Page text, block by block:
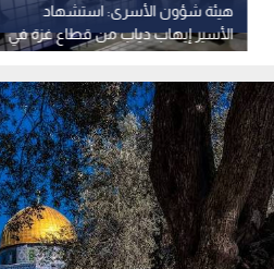
هيئة شؤون الأسرى: استشهاد
الأسير إيهاب دياب من قطاع غزة في
سجون الاحتلال